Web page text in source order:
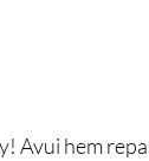
Avui hem